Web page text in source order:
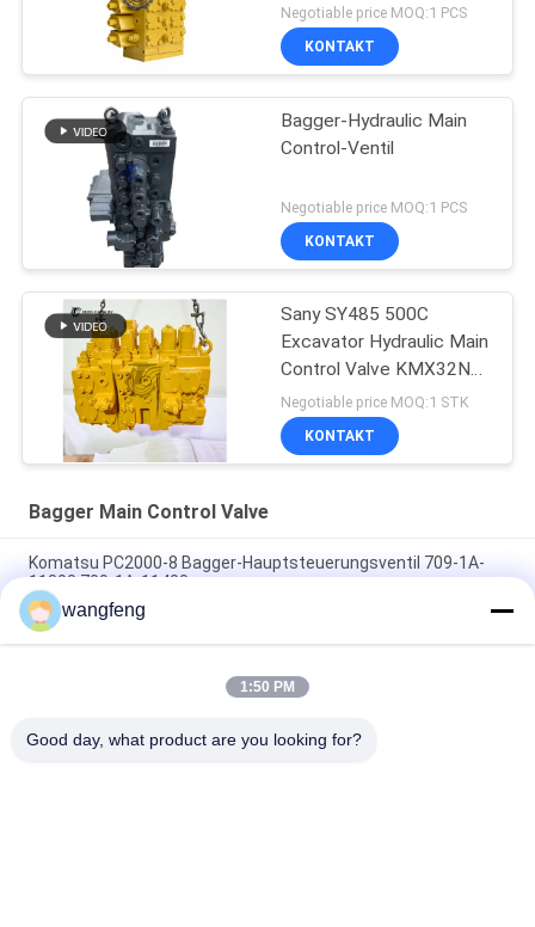
Negotiable price MOQ:1 PCS
KONTAKT
Bagger-Hydraulic Main
Control-Ventil
Negotiable price MOQ:1 PCS
KONTAKT
Sany SY485 500C
Excavator Hydraulic Main
Control Valve KMX32NA
High Quality
Negotiable price MOQ:1 STK
KONTAKT
Bagger Main Control Valve
Komatsu PC2000-8 Bagger-Hauptsteuerungsventil 709-1A-
11300 709-1A-11400
PC160LC-7 PC160-7 Steuerventil Bagger Komatsu, 723-57-
16100 Bagger Hauptteile
VOE14541591 Bohrer-Hauptsteuerventil für Volvo EC290B
wangfeng
1:50 PM
Good day, what product are you looking for?